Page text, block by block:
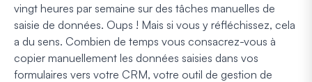
vingt heures par semaine sur des tâches manuelles de
saisie de données. Oups ! Mais si vous y réfléchissez, cela
a du sens. Combien de temps vous consacrez-vous à
copier manuellement les données saisies dans vos
formulaires vers votre CRM, votre outil de gestion de